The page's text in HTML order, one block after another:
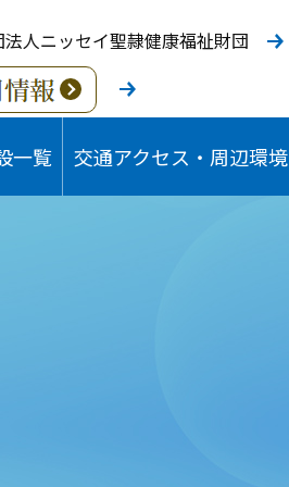
人ニッセイ聖隷健康福祉財団
一覧 交通アクセス・周辺環境